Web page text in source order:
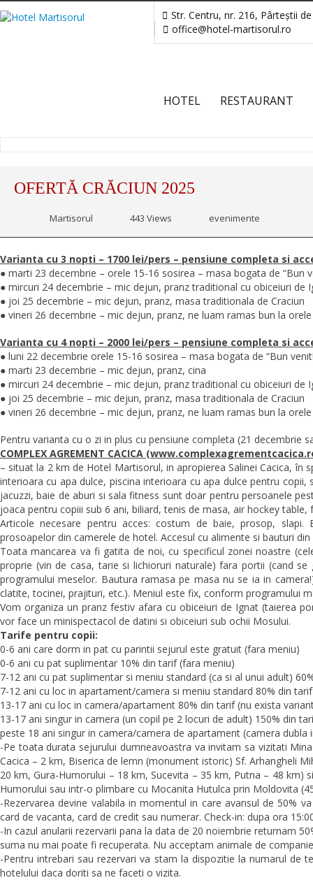
Str. Centru, nr. 216, Pârteştii
office@hotel-martisorul.ro
HOTEL RESTAURANT
OFERTĂ CRĂCIUN 2025
Martisorul 443 Views evenimente
Varianta cu 3 nopti – 1700 lei/pers – pensiune completa si
● marti 23 decembrie – orele 15-16 sosirea – masa bogata de “Bun
● mircuri 24 decembrie – mic dejun, pranz traditional cu obiceiuri
● joi 25 decembrie – mic dejun, pranz, masa traditionala de Craciun
● vineri 26 decembrie – mic dejun, pranz, ne luam ramas bun la
Varianta cu 4 nopti – 2000 lei/pers – pensiune completa si
● luni 22 decembrie orele 15-16 sosirea – masa bogata de “Bun
● marti 23 decembrie – mic dejun, pranz, cina
● mircuri 24 decembrie – mic dejun, pranz traditional cu obiceiuri
● joi 25 decembrie – mic dejun, pranz, masa traditionala de Craciun
● vineri 26 decembrie – mic dejun, pranz, ne luam ramas bun la
Pentru varianta cu o zi in plus cu pensiune completa (21 decembrie
COMPLEX AGREMENT CACICA
– situat la 2 km de Hotel Martisorul, in apropierea Salinei Cacica, în
interioara cu apa dulce, piscina interioara cu apa dulce pentru
jacuzzi, baie de aburi si sala fitness sunt doar pentru persoanele
joaca pentru copiii sub 6 ani, biliard, tenis de masa, air hockey
Articole necesare pentru acces: costum de baie, prosop,
prosoapelor din camerele de hotel. Accesul cu alimente si bauturi
Toata mancarea va fi gatita de noi, cu specificul zonei noastre
proprie (vin de casa, tarie si lichioruri naturale) fara portii (cand
programului meselor. Bautura ramasa pe masa nu se ia in
clatite, tocinei, prajituri, etc.). Meniul este fix, conform programului
Vom organiza un pranz festiv afara cu obiceiuri de Ignat (taierea
vor face un minispectacol de datini si obiceiuri sub ochii Mosului.
Tarife pentru copii:
0-6 ani care dorm in pat cu parintii sejurul este gratuit (fara meniu)
0-6 ani cu pat suplimentar 10% din tarif (fara meniu)
7-12 ani cu pat suplimentar si meniu standard (ca si al unui adult)
7-12 ani cu loc in apartament/camera si meniu standard 80% din tarif
13-17 ani cu loc in camera/apartament 80% din tarif (nu exista
13-17 ani singur in camera (un copil pe 2 locuri de adult) 150% din
peste 18 ani singur in camera/camera de apartament (camera dubla
-Pe toata durata sejurului dumneavoastra va invitam sa vizitati
Cacica – 2 km, Biserica de lemn (monument istoric) Sf. Arhangheli
20 km, Gura-Humorului – 18 km, Sucevita – 35 km, Putna – 48 km)
Humorului sau intr-o plimbare cu Mocanita Hutulca prin Moldovita
-Rezervarea devine valabila in momentul in care avansul de 50%
card de vacanta, card de credit sau numerar. Check-in: dupa ora
-In cazul anularii rezervarii pana la data de 20 noiembrie returnam
suma nu mai poate fi recuperata. Nu acceptam animale de
-Pentru intrebari sau rezervari va stam la dispozitie la numarul de
hotelului daca doriti sa ne faceti o vizita.